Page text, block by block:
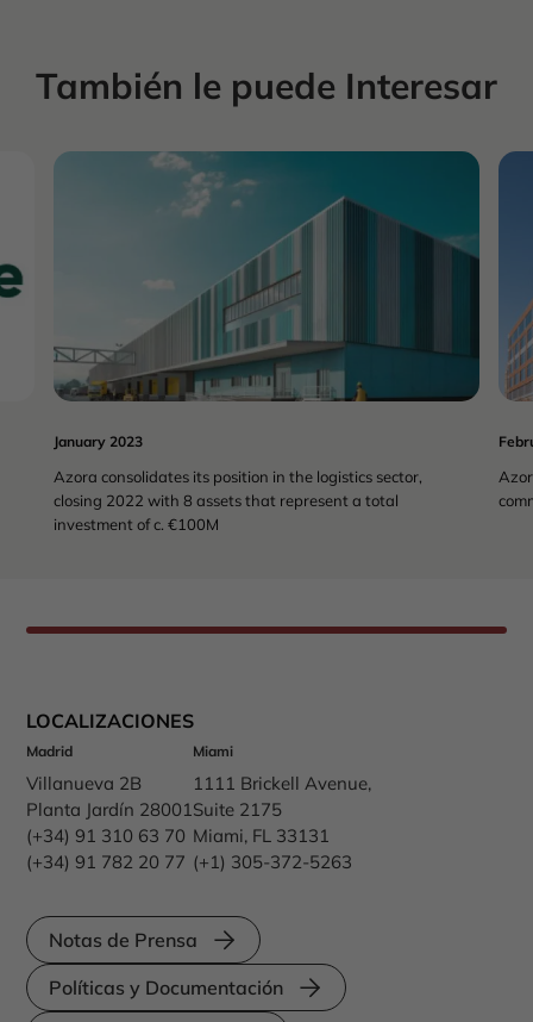
También le puede Interesar
January 2023
Azora consolidates its position in the logistics sector,
closing 2022 with 8 assets that represent a total
investment of c. €100M
LOCALIZACIONES
Madrid
Villanueva 2B
Planta Jardín 28001
(+34) 91 310 63 70
(+34) 91 782 20 77
Miami
1111 Brickell Avenue,
Suite 2175
Miami, FL 33131
(+1) 305-372-5263
Notas de Prensa
Políticas y Documentación